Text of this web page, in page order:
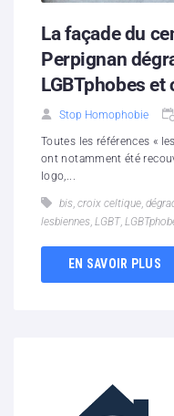
La façade du
Perpignan
LGBTphobes
Stop Homophobie
Toutes les références «
ont notamment été
logo,...
bis, croix celtique,
lesbiennes, LGBT,
EN SAVOIR PLUS